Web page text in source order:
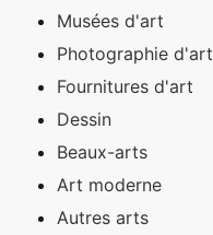
Musées d'art
Photographie d'art
Fournitures d'art
Dessin
Beaux-arts
Art moderne
Autres arts